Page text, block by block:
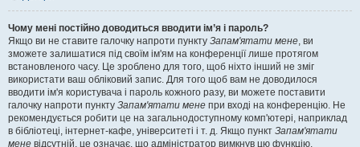
Чому мені постійно доводиться вводити ім’я і пароль?
Якщо ви не ставите галочку напроти пункту Запам'ятати мене, ви
зможете залишатися під своїм ім'ям на конференції лише протягом
встановленого часу. Це зроблено для того, щоб ніхто інший не зміг
використати ваш обліковий запис. Для того щоб вам не доводилося
вводити ім'я користувача і пароль кожного разу, ви можете поставити
галочку напроти пункту Запам'ятати мене при вході на конференцію. Не
рекомендується робити це на загальнодоступному комп'ютері, наприклад
в бібліотеці, інтернет-кафе, університеті і т. д. Якщо пункт Запам'ятати
мене відсутній, це означає, що адміністратор вимкнув цю функцію.